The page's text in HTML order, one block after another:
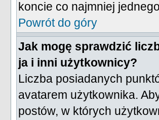
koncie co najmniej
Powrót do góry
Jak mogę sprawdzić
ja i inni użytkownicy?
Liczba posiadanych
avatarem użytkownika.
postów, w których